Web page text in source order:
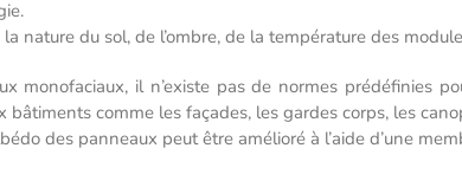
nature du sol, de l’ombre, de la température des
monofaciaux, il n’existe pas de normes prédéfinies
bâtiments comme les façades, les gardes corps, les
des panneaux peut être amélioré à l’aide d’une